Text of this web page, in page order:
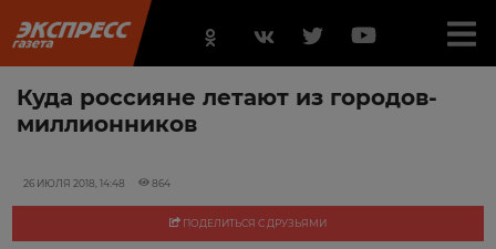
Куда россияне летают из городов-
миллионников
26 ИЮЛЯ 2018, 14:48 864
ПОДЕЛИТЬСЯ С ДРУЗЬЯМИ